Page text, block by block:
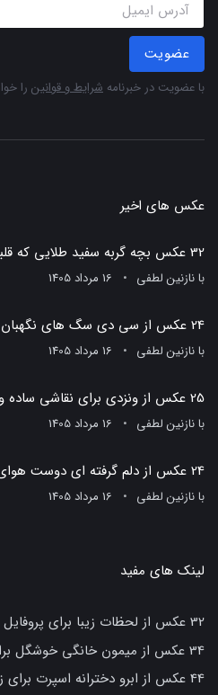
عضویت
با عضویت در خبرنامه شرایط و قوانین را
عکس های اخیر
32 عکس بچه گربه سفید طلایی که قلبتان را میبرد
بانازنین لطفی 16 مرداد 1405
24 عکس از سی دی سگ های نگهبان و بهترین لحظات شیرین آن‌ها
بانازنین لطفی 16 مرداد 1405
25 عکس از ونزدی برای نقاشی ساده و شگفت‌انگیز
بانازنین لطفی 16 مرداد 1405
24 عکس از دلم گرفته ای دوست هوای گریه
بانازنین لطفی 16 مرداد 1405
لینک های مفید
32 عکس از لحظات زیبا برای پروفایل شما
34 عکس از میمون خانگی خوشگل برای عاشقان حیوانات
44 عکس از ابرو دخترانه اسپرت برای زیبایی و جذابیت بیشتر